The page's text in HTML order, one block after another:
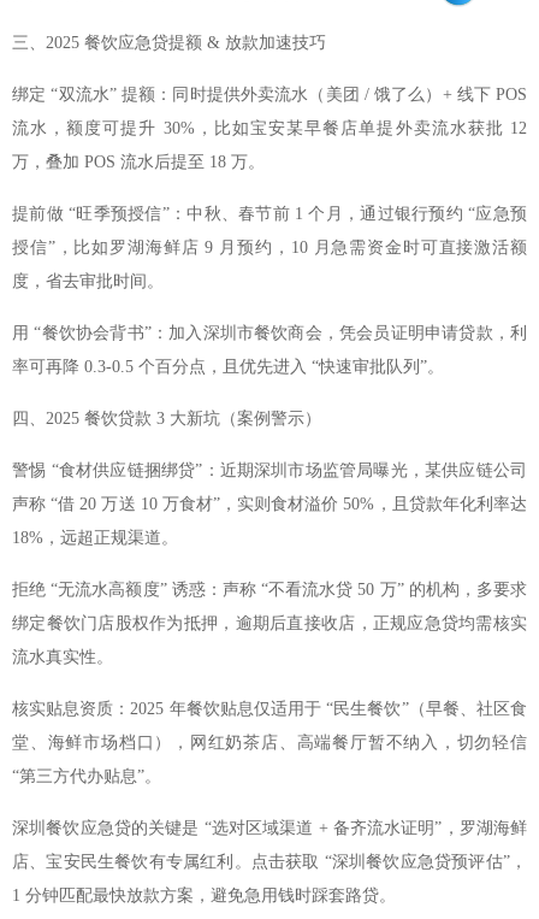
三、2025 餐饮应急贷提额 & 放款加速技巧
绑定 “双流水” 提额：同时提供外卖流水（美团 / 饿了么）+ 线下 POS
流水，额度可提升 30%，比如宝安某早餐店单提外卖流水获批 12
万，叠加 POS 流水后提至 18 万。
提前做 “旺季预授信”：中秋、春节前 1 个月，通过银行预约 “应急预
授信”，比如罗湖海鲜店 9 月预约，10 月急需资金时可直接激活额
度，省去审批时间。
用 “餐饮协会背书”：加入深圳市餐饮商会，凭会员证明申请贷款，利
率可再降 0.3-0.5 个百分点，且优先进入 “快速审批队列”。
四、2025 餐饮贷款 3 大新坑（案例警示）
警惕 “食材供应链捆绑贷”：近期深圳市场监管局曝光，某供应链公司
声称 “借 20 万送 10 万食材”，实则食材溢价 50%，且贷款年化利率达
18%，远超正规渠道。
拒绝 “无流水高额度” 诱惑：声称 “不看流水贷 50 万” 的机构，多要求
绑定餐饮门店股权作为抵押，逾期后直接收店，正规应急贷均需核实
流水真实性。
核实贴息资质：2025 年餐饮贴息仅适用于 “民生餐饮”（早餐、社区食
堂、海鲜市场档口），网红奶茶店、高端餐厅暂不纳入，切勿轻信
“第三方代办贴息”。
深圳餐饮应急贷的关键是 “选对区域渠道 + 备齐流水证明”，罗湖海鲜
店、宝安民生餐饮有专属红利。点击获取 “深圳餐饮应急贷预评估”，
1 分钟匹配最快放款方案，避免急用钱时踩套路贷。